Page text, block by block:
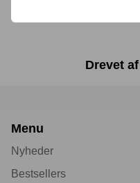
Drevet
Menu
Nyheder
Bestsellers